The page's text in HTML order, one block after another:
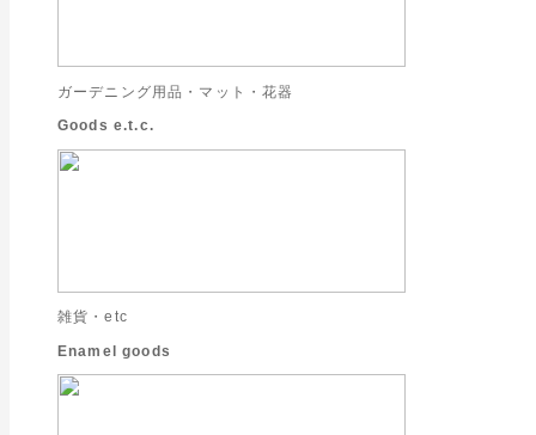
ガーデニング用品・マット・花器
Goods e.t.c.
雑貨・etc
Enamel goods